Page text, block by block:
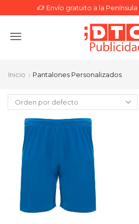
Envío gratuito a la Península
Menu
Inicio Pantalones Personalizados